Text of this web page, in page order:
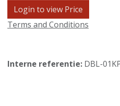
Login to view Price
Terms and Conditions
Interne referentie: DBL-